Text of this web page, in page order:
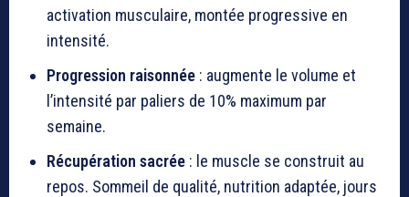
activation musculaire, montée progressive en
intensité.
Progression raisonnée : augmente le volume et
l’intensité par paliers de 10% maximum par
semaine.
Récupération sacrée : le muscle se construit au
repos. Sommeil de qualité, nutrition adaptée, jours